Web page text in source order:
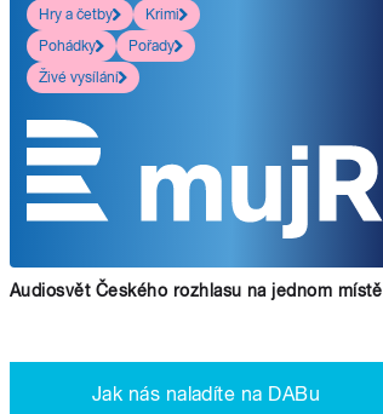
Hry a četby
Krimi
Pohádky
Pořady
Živé vysílání
Audiosvět Českého rozhlasu na jednom místě
Jak nás naladíte na DABu